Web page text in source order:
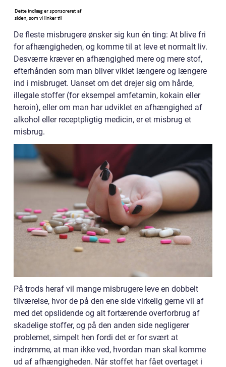
De fleste misbrugere ønsker sig kun én ting: At blive fri
for afhængigheden, og komme til at leve et normalt liv.
Desværre kræver en afhængighed mere og mere stof,
efterhånden som man bliver viklet længere og længere
ind i misbruget. Uanset om det drejer sig om hårde,
illegale stoffer (for eksempel amfetamin, kokain eller
heroin), eller om man har udviklet en afhængighed af
alkohol eller receptpligtig medicin, er et misbrug et
misbrug.
På trods heraf vil mange misbrugere leve en dobbelt
tilværelse, hvor de på den ene side virkelig gerne vil af
med det opslidende og alt fortærende overforbrug af
skadelige stoffer, og på den anden side negligerer
problemet, simpelt hen fordi det er for svært at
indrømme, at man ikke ved, hvordan man skal komme
ud af afhængigheden. Når stoffet har fået overtaget i